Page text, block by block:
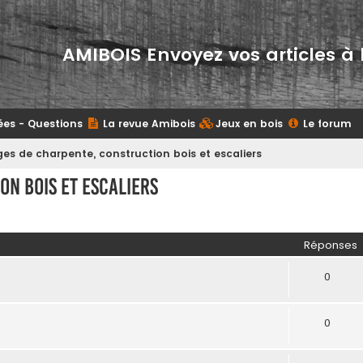
AMIBOIS Envoyez vos articles
- Questions La revue Amibois Jeux en bois Le forum
de charpente, construction bois et escaliers
bois et escaliers
Réponses
0
0